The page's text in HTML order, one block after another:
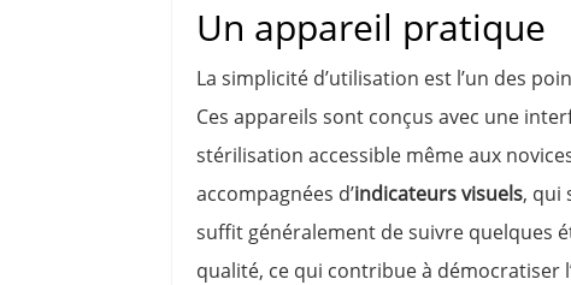
Un appareil pratique
La simplicité d’utilisation est l’un des
Ces appareils sont conçus avec une
stérilisation accessible même aux
accompagnées d’indicateurs visuels, qui
suffit généralement de suivre quelques
qualité, ce qui contribue à démocratiser